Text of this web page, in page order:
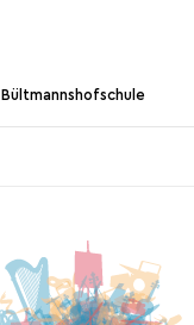
Bültmannshofschule